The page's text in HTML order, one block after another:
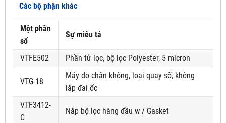
Các bộ phận khác
Một phần
số
Sự miêu tả
VTFE502 Phần tử lọc, bộ lọc Polyester, 5 micron
VTG-18
Máy đo chân không, loại quay số, không
lắp đai ốc
VTF3412-
C
Nắp bộ lọc hàng đầu w / Gasket